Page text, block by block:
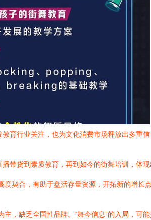
育行业关注，也为文化消费市场释放出多重信
带货到素质教育，再到如今的街舞培训，体
契合，有助于盘活存量资源，开拓新的增长点
，缺乏全国性品牌。“舞今信息”的入局，可